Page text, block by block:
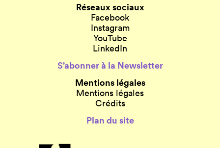
Réseaux sociaux
Facebook
Instagram
YouTube
LinkedIn
S’abonner à la Newsletter
Mentions légales
Mentions légales
Crédits
Plan du site